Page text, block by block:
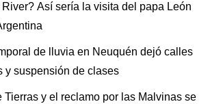
Así sería la visita del papa León
de lluvia en Neuquén dejó calles
y suspensión de clases
Tierras y el reclamo por las Malvinas se